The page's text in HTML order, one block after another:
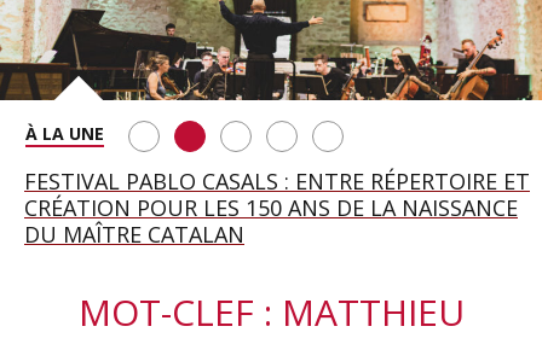
SAINT FRANÇOIS D’ASSISE À SALZBOURG, UNE
SOIRÉE IMMENSE PORTÉE PAR ROMEO
CASTELLUCCI ET MAXIME PASCAL
FESTIVAL PABLO CASALS : ENTRE RÉPERTOIRE ET
CRÉATION POUR LES 150 ANS DE LA NAISSANCE
DU MAÎTRE CATALAN
A BAYREUTH, LE 150E ANNIVERSAIRE DU RING
WAGNÉRIEN GÉNÉRÉ PAR L’IA
BETSY JOLAS FÊTE SON CENTIÈME
ANNIVERSAIRE
GEORGE BENJAMIN : « MES PARENTS AVAIENT
CETTE EXIGENCE DE L’OBJET CISELÉ »
MOT-CLEF : MATTHIEU